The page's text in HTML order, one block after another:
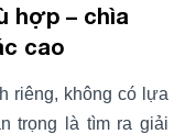
hợp – chìa
cao
riêng, không có lựa
trọng là tìm ra giải